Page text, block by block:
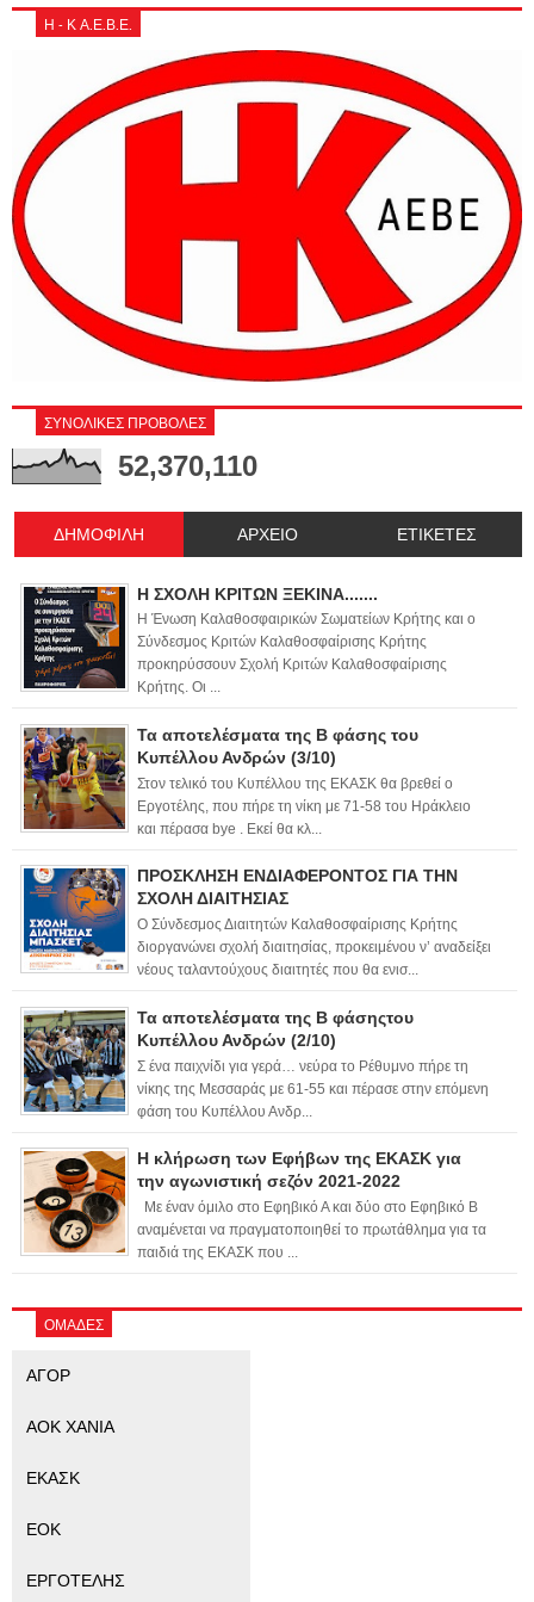
Η - Κ Α.Ε.Β.Ε.
ΣΥΝΟΛΙΚΕΣ ΠΡΟΒΟΛΕΣ
52,370,110
ΔΗΜΟΦΙΛΗ ΑΡΧΕΙΟ ΕΤΙΚΕΤΕΣ
Η ΣΧΟΛΗ ΚΡΙΤΩΝ ΞΕΚΙΝΑ.......
Η Ένωση Καλαθοσφαιρικών Σωματείων Κρήτης και ο
Σύνδεσμος Κριτών Καλαθοσφαίρισης Κρήτης
προκηρύσσουν Σχολή Κριτών Καλαθοσφαίρισης
Κρήτης. Οι ...
Τα αποτελέσματα της Β φάσης του
Κυπέλλου Ανδρών (3/10)
Στον τελικό του Κυπέλλου της ΕΚΑΣΚ θα βρεθεί ο
Εργοτέλης, που πήρε τη νίκη με 71-58 του Ηράκλειο
και πέρασα bye . Εκεί θα κλ...
ΠΡΟΣΚΛΗΣΗ ΕΝΔΙΑΦΕΡΟΝΤΟΣ ΓΙΑ ΤΗΝ
ΣΧΟΛΗ ΔΙΑΙΤΗΣΙΑΣ
Ο Σύνδεσμος Διαιτητών Καλαθοσφαίρισης Κρήτης
διοργανώνει σχολή διαιτησίας, προκειμένου ν’ αναδείξει
νέους ταλαντούχους διαιτητές που θα ενισ...
Τα αποτελέσματα της Β φάσηςτου
Κυπέλλου Ανδρών (2/10)
Σ ένα παιχνίδι για γερά… νεύρα το Ρέθυμνο πήρε τη
νίκης της Μεσσαράς με 61-55 και πέρασε στην επόμενη
φάση του Κυπέλλου Ανδρ...
Η κλήρωση των Εφήβων της ΕΚΑΣΚ για
την αγωνιστική σεζόν 2021-2022
Με έναν όμιλο στο Εφηβικό Α και δύο στο Εφηβικό Β
αναμένεται να πραγματοποιηθεί το πρωτάθλημα για τα
παιδιά της ΕΚΑΣΚ που ...
ΟΜΑΔΕΣ
ΑΓΟΡ
ΑΟΚ ΧΑΝΙΑ
ΕΚΑΣΚ
ΕΟΚ
ΕΡΓΟΤΕΛΗΣ